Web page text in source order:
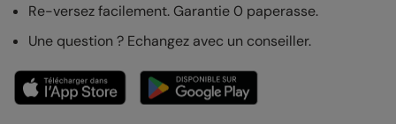
Re-versez facilement. Garantie 0 paperasse.
Une question ? Echangez avec un conseiller.